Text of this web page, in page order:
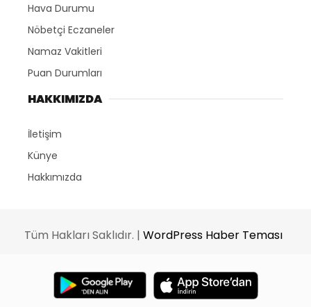
Hava Durumu
Nöbetçi Eczaneler
Namaz Vakitleri
Puan Durumları
HAKKIMIZDA
İletişim
Künye
Hakkımızda
Tüm Hakları Saklıdır. | WordPress Haber Teması